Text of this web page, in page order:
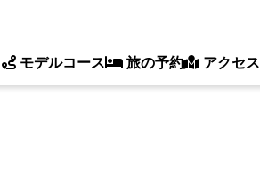
モデルコース 旅の予約 アクセス